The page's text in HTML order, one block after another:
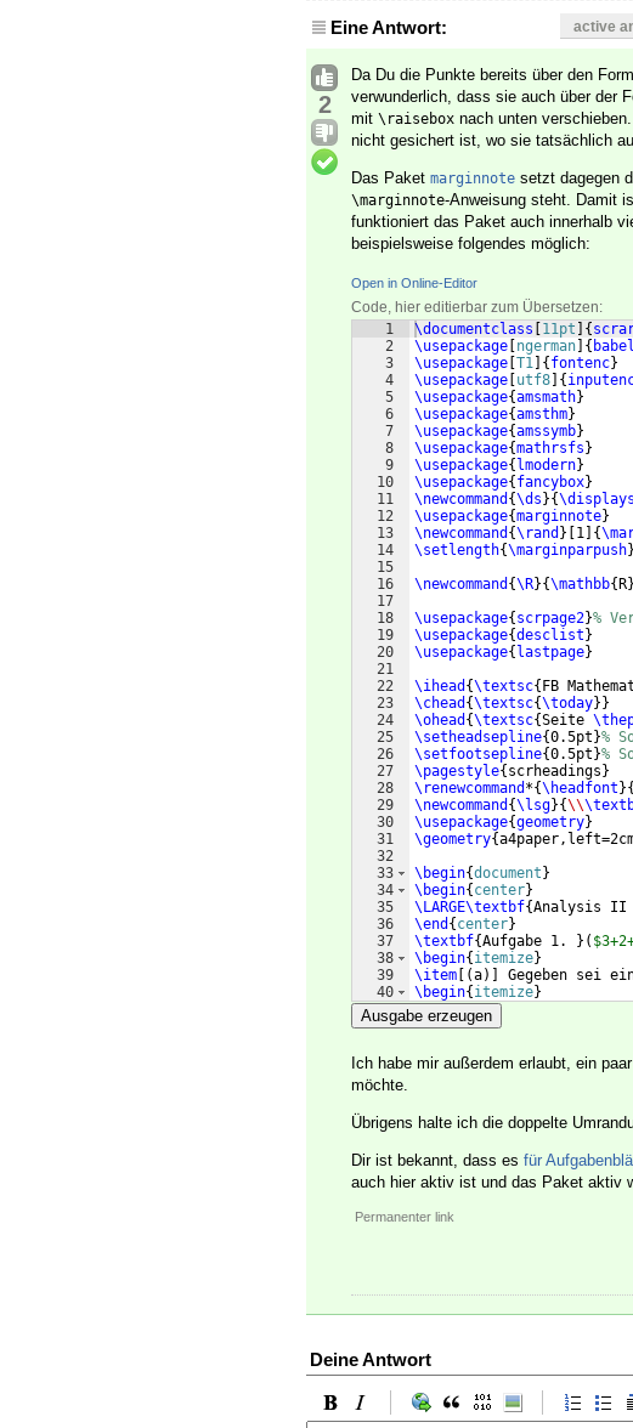
Eine Antwort: active
2
Da Du die Punkte bereits über den
verwunderlich, dass sie auch über der
mit \raisebox nach unten
nicht gesichert ist, wo sie tatsächlich
Das Paket marginnote setzt dagegen
\marginnote-Anweisung steht. Damit
funktioniert das Paket auch innerhalb
beispielsweise folgendes möglich:
Open in Online-Editor
Code, hier editierbar zum Übersetzen:
1
2
3
4
5
6
7
8
9
10
11
12
13
14
15
16
17
18
19
20
21
22
23
24
25
26
27
28
29
30
31
32
33
34
35
36
37
38
39
40
41
\documentclass 11pt {
\usepackage ngerman { babel
\usepackage T1 { fontenc}
\usepackage utf8 {
\usepackage{amsmath}
\usepackage{amsthm}
\usepackage{amssymb}
\usepackage{mathrsfs }
\usepackage{ lmodern}
\usepackage{ fancybox}
\newcommand {\ds }{
\usepackage{marginnote}
\newcommand {\rand } 1 {
\setlength{\marginparpush}
\newcommand {\R}{\mathbb{ R
\usepackage{ scrpage2}%
\usepackage{desclist }
\usepackage{ lastpage}
\ihead {\textsc{ FB
\chead {\textsc{\today}}
\ohead {\textsc{Seite
\setheadsepline{0.5pt }%
\setfootsepline{0.5pt }%
\pagestyle{ scrheadings }
\renewcommand *{\headfont }{
\newcommand {\lsg}{\\
\usepackage{geometry}
\geometry{
\begin{document }
\begin{ center}
\LARGE\textbf{Analysis II
\end { center}
\textbf{Aufgabe 1. } (
\begin{ itemize}
\item [(a)] Gegeben sei
\begin{ itemize}
\item[(i)]
Ausgabe erzeugen
Ich habe mir außerdem erlaubt, ein
möchte.
Übrigens halte ich die doppelte
Dir ist bekannt, dass es für
auch hier aktiv ist und das Paket aktiv
Permanenter link
Deine Antwort